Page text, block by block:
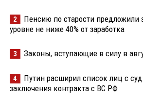
2
Пенсию по старости предложили
уровне не ниже 40% от заработка
3 Законы, вступающие в силу в
4
Путин расширил список лиц с
заключения контракта с ВС РФ